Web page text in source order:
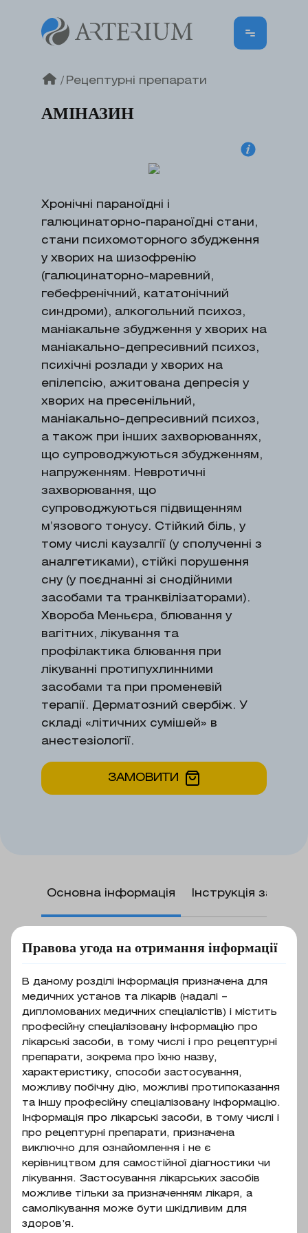
/ Рецептурні препарати
АМІНАЗИН
Хронічні параноїдні і
галюцинаторно-параноїдні стани,
стани психомоторного збудження
у хворих на шизофренію
(галюцинаторно-маревний,
гебефренічний, кататонічний
синдроми), алкогольний психоз,
маніакальне збудження у хворих на
маніакально-депресивний психоз,
психічні розлади у хворих на
епілепсію, ажитована депресія у
хворих на пресенільний,
маніакально-депресивний психоз,
а також при інших захворюваннях,
що супроводжуються збудженням,
напруженням. Невротичні
захворювання, що
супроводжуються підвищенням
м’язового тонусу. Стійкий біль, у
тому числі каузалгії (у сполученні з
аналгетиками), стійкі порушення
сну (у поєднанні зі снодійними
засобами та транквілізаторами).
Хвороба Меньєра, блювання у
вагітних, лікування та
профілактика блювання при
лікуванні протипухлинними
засобами та при променевій
терапії. Дерматозний свербіж. У
складі «літичних сумішей» в
анестезіології.
ЗАМОВИТИ
Основна інформація Інструкція
застосування
Хронічні параноїдні і
галюцинаторно-параноїдні стани,
стани психомоторного збудження
у хворих на шизофренію
(галюцинаторно-маревний,
гебефренічний, кататонічний
синдроми), алкогольний психоз,
маніакальне збудження у хворих на
маніакально-депресивний психоз,
психічні розлади у хворих на
епілепсію, ажитована депресія у
хворих на пресенільний,
Склад
діюча речовина: chlorpromazine; 1
мл розчину містить хлорпромазину
гідрохлорид 25 мг; допоміжні
речовини: сахароза, натрію
фосфат,
гідроксипропілцелюлоза.натрію
сульфіт безводний (Е 221), натрію
метабісульфіт (Е 223), кислота
Правова угода на отримання інформації
В даному розділі інформація призначена для
медичних установ та лікарів (надалі –
дипломованих медичних спеціалістів) і містить
професійну спеціалізовану інформацію про
лікарські засоби, в тому числі і про рецептурні
препарати, зокрема про їхню назву,
характеристику, способи застосування,
можливу побічну дію, можливі протипоказання
та іншу професійну спеціалізовану інформацію.
Інформація про лікарські засоби, в тому числі і
про рецептурні препарати, призначена
виключно для ознайомлення і не є
керівництвом для самостійної діагностики чи
лікування. Застосування лікарських засобів
можливе тільки за призначенням лікаря, а
самолікування може бути шкідливим для
здоров’я.